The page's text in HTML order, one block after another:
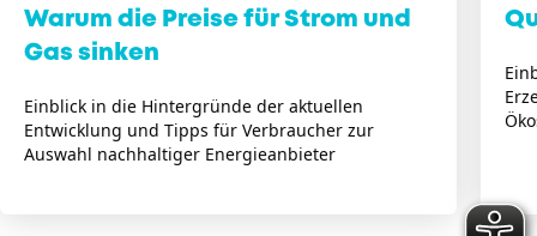
Warum die Preise für Strom und
Gas sinken
Einblick in die Hintergründe der aktuellen
Entwicklung und Tipps für Verbraucher zur
Auswahl nachhaltiger Energieanbieter